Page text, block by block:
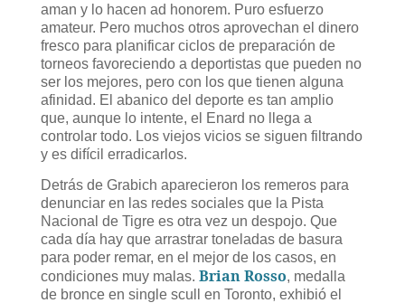
aman y lo hacen ad honorem. Puro esfuerzo
amateur. Pero muchos otros aprovechan el dinero
fresco para planificar ciclos de preparación de
torneos favoreciendo a deportistas que pueden no
ser los mejores, pero con los que tienen alguna
afinidad. El abanico del deporte es tan amplio
que, aunque lo intente, el Enard no llega a
controlar todo. Los viejos vicios se siguen filtrando
y es difícil erradicarlos.
Detrás de Grabich aparecieron los remeros para
denunciar en las redes sociales que la Pista
Nacional de Tigre es otra vez un despojo. Que
cada día hay que arrastrar toneladas de basura
para poder remar, en el mejor de los casos, en
condiciones muy malas. Brian Rosso, medalla
de bronce en single scull en Toronto, exhibió el